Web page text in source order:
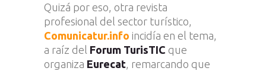
Quizá por eso, otra revista
profesional del sector turístico,
Comunicatur.info incidía en el tema,
a raíz del Forum TurisTIC que
organiza Eurecat , remarcando que